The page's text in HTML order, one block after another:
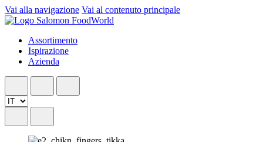
Vai alla navigazione Vai al contenuto principale
Assortimento
Ispirazione
Azienda